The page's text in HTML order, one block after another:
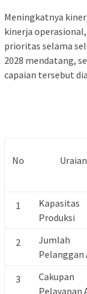
Meningkatnya
kinerja
prioritas selama
2028 mendatang,
capaian tersebut
No Uraian
1
Kapasitas
Produksi
2
Jumlah
3
Cakupan
Pelayanan